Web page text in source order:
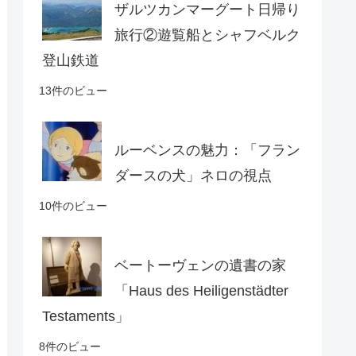
ザルツカンマーグート日帰り
旅行②遊覧船とシャフベルク
登山鉄道
13件のビュー
ルーベンスの魅力：「フラン
ダースの犬」ネロの視点
10件のビュー
ベートーヴェンの遺書の家
「Haus des Heiligenstädter
Testaments」
8件のビュー